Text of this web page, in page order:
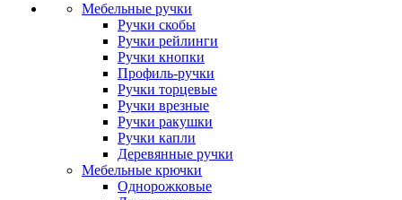
Мебельные ручки
Ручки скобы
Ручки рейлинги
Ручки кнопки
Профиль-ручки
Ручки торцевые
Ручки врезные
Ручки ракушки
Ручки капли
Деревянные ручки
Мебельные крючки
Однорожковые